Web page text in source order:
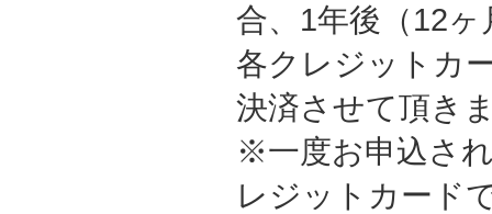
合、1年後（12
各クレジットカ
決済させて頂き
※一度お申込さ
レジットカード